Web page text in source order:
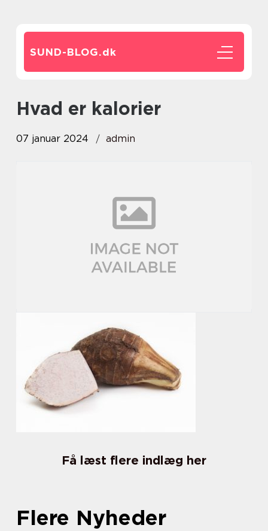
SUND-BLOG.dk
hvad er kalorier
07 januar 2024 admin
Få læst flere indlæg her
Flere Nyheder